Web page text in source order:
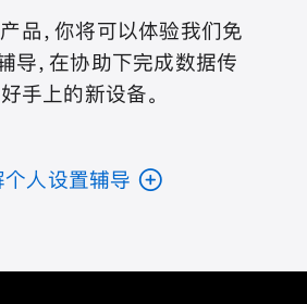
品，你将可以体验我们免
导，在协助下完成数据传
手上的新设备。
人设置辅导